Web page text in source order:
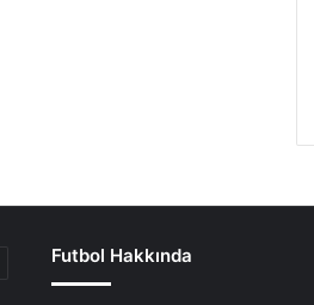
Futbol Hakkında